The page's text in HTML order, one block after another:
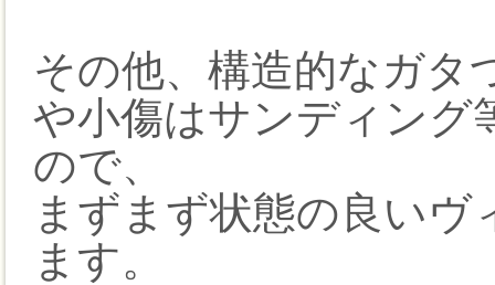
その他、構造的なガタ
や小傷はサンディング
ので、
まずまず状態の良い
ます。